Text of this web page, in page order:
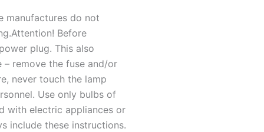
manufactures do not
Before
plug. This also
remove the fuse and/or
never touch the lamp
Use only bulbs of
with electric appliances or
include these instructions.